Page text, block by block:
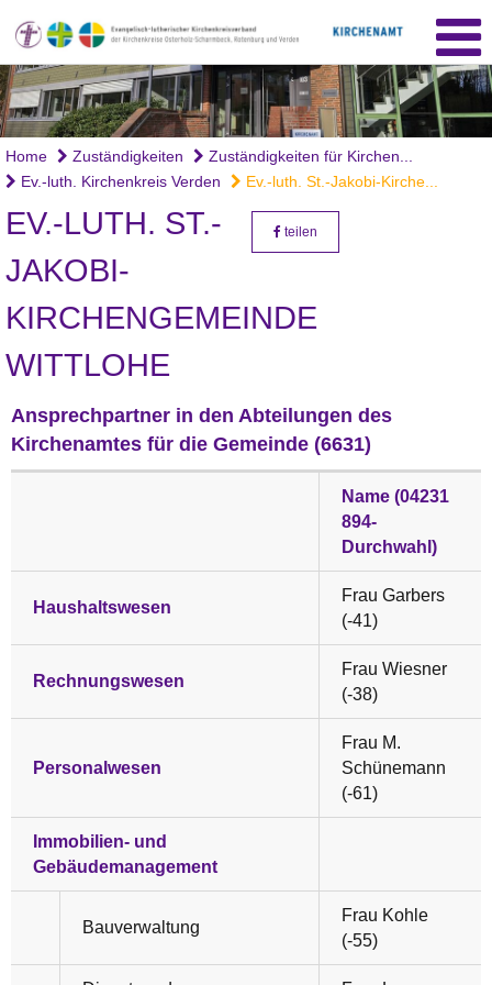
Home Zuständigkeiten
Zuständigkeiten für Kirchen...
Ev.-luth. Kirchenkreis Verden
Ev.-luth. St.-Jakobi-Kirche...
EV.-LUTH. ST.-
JAKOBI-
KIRCHENGEMEINDE
WITTLOHE
teilen
Ansprechpartner in den Abteilungen des
Kirchenamtes für die Gemeinde (6631)
Name (04231
894-
Durchwahl)
Haushaltswesen
Frau Garbers
(-41)
Rechnungswesen
Frau Wiesner
(-38)
Personalwesen
Frau M.
Schünemann
(-61)
Immobilien- und
Gebäudemanagement
Bauverwaltung
Frau Kohle
(-55)